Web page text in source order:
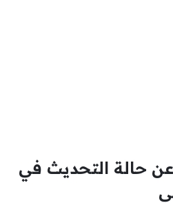
عن حالة التحديث في